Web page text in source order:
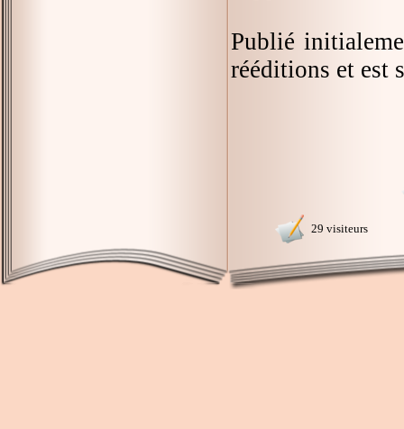
Publié
rééditions et est
29 visiteurs